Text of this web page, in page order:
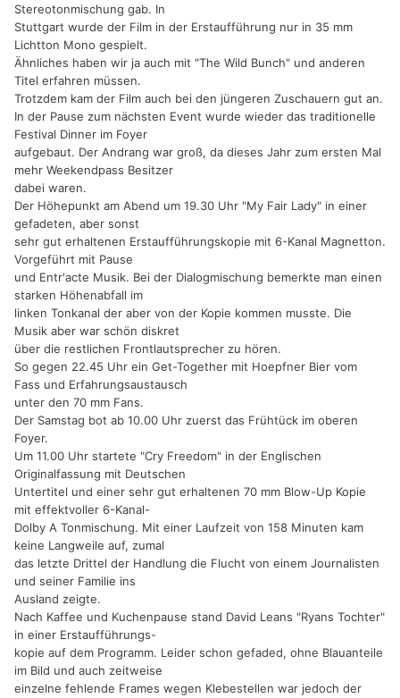
Stereotonmischung gab. In
Stuttgart wurde der Film in der Erstaufführung nur in 35 mm
Lichtton Mono gespielt.
Ähnliches haben wir ja auch mit "The Wild Bunch" und anderen
Titel erfahren müssen.
Trotzdem kam der Film auch bei den jüngeren Zuschauern gut an.
In der Pause zum nächsten Event wurde wieder das traditionelle
Festival Dinner im Foyer
aufgebaut. Der Andrang war groß, da dieses Jahr zum ersten Mal
mehr Weekendpass Besitzer
dabei waren.
Der Höhepunkt am Abend um 19.30 Uhr "My Fair Lady" in einer
gefadeten, aber sonst
sehr gut erhaltenen Erstaufführungskopie mit 6-Kanal Magnetton.
Vorgeführt mit Pause
und Entr'acte Musik. Bei der Dialogmischung bemerkte man einen
starken Höhenabfall im
linken Tonkanal der aber von der Kopie kommen musste. Die
Musik aber war schön diskret
über die restlichen Frontlautsprecher zu hören.
So gegen 22.45 Uhr ein Get-Together mit Hoepfner Bier vom
Fass und Erfahrungsaustausch
unter den 70 mm Fans.
Der Samstag bot ab 10.00 Uhr zuerst das Frühtück im oberen
Foyer.
Um 11.00 Uhr startete "Cry Freedom" in der Englischen
Originalfassung mit Deutschen
Untertitel und einer sehr gut erhaltenen 70 mm Blow-Up Kopie
mit effektvoller 6-Kanal-
Dolby A Tonmischung. Mit einer Laufzeit von 158 Minuten kam
keine Langweile auf, zumal
das letzte Drittel der Handlung die Flucht von einem Journalisten
und seiner Familie ins
Ausland zeigte.
Nach Kaffee und Kuchenpause stand David Leans "Ryans Tochter"
in einer Erstaufführungs-
kopie auf dem Programm. Leider schon gefaded, ohne Blauanteile
im Bild und auch zeitweise
einzelne fehlende Frames wegen Klebestellen war jedoch der